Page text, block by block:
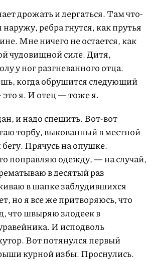
дрожать и дергаться. Там что-
наружу, ребра гнутся, как прутья
Мне ничего не остается, как
чудовищной силе. Дитя,
у ног разгневанного отца.
когда обрушится следующий
я. И отец — тоже я.
и надо спешить. Вот-вот
торбу, выкованный в местной
Прячусь на опушке.
поправляю одежду, — на случай,
в десятый раз
в шапке заблудившихся
но я все же притворяюсь, что
что швыряю злодеек в
И исподволь
Вот потянулся первый
курной избы. Проснулись.